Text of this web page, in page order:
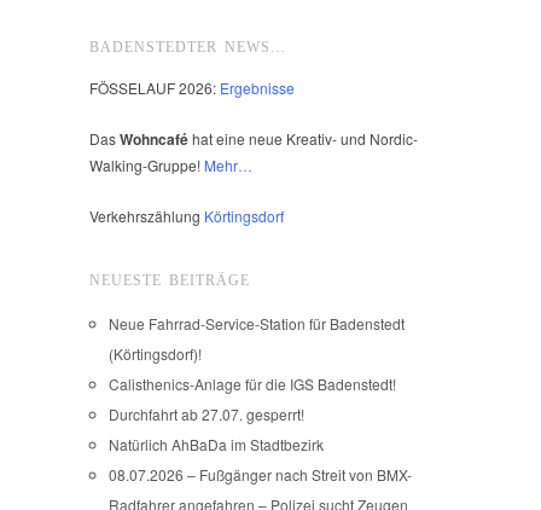
BADENSTEDTER NEWS…
FÖSSELAUF 2026: Ergebnisse
DasWohncaféhat eine neue Kreativ- und Nordic-
Walking-Gruppe! Mehr…
Verkehrszählung Körtingsdorf
NEUESTE BEITRÄGE
Neue Fahrrad-Service-Station für Badenstedt
(Körtingsdorf)!
Calisthenics-Anlage für die IGS Badenstedt!
Durchfahrt ab 27.07. gesperrt!
Natürlich AhBaDa im Stadtbezirk
08.07.2026 – Fußgänger nach Streit von BMX-
Radfahrer angefahren – Polizei sucht Zeugen